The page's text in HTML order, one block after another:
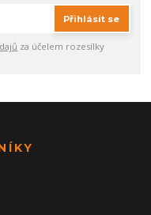
Přihlásit se
za účelem rozesílky